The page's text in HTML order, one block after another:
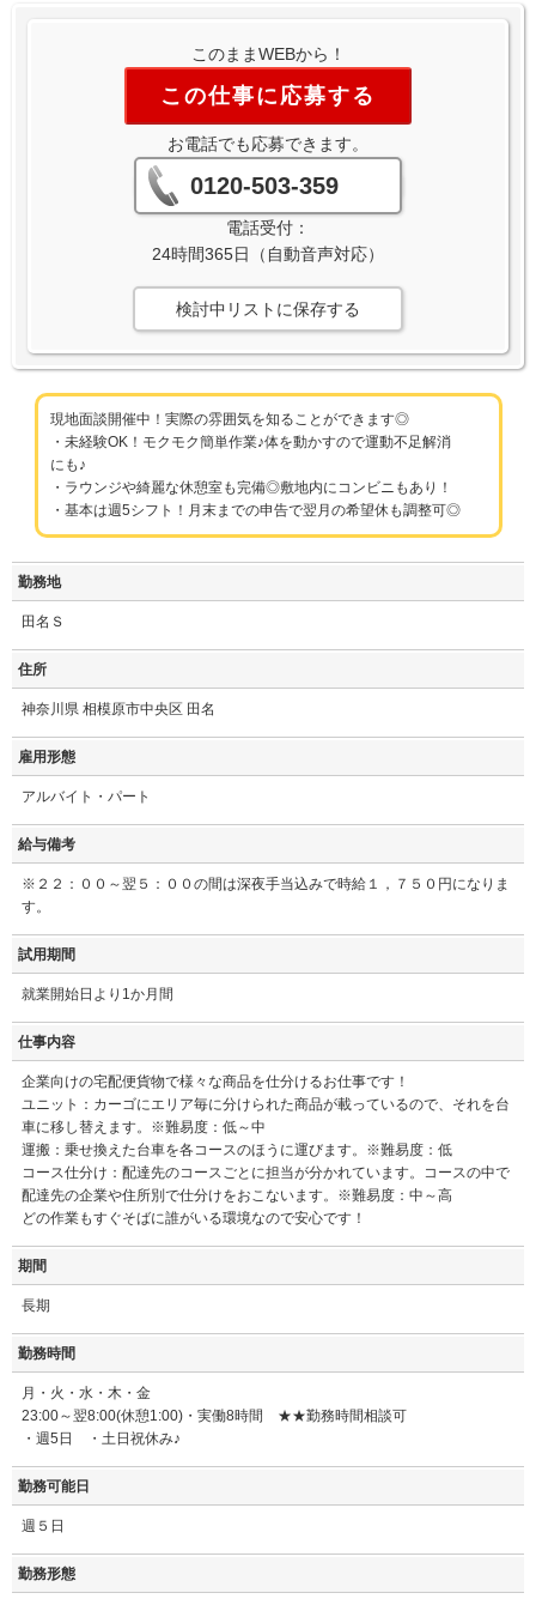
このままWEBから！
この仕事に応募する
お電話でも応募できます。
0120-503-359
電話受付：
24時間365日（自動音声対応）
検討中リストに保存する
現地面談開催中！実際の雰囲気を知ることができます◎
・未経験OK！モクモク簡単作業♪体を動かすので運動不足解消
にも♪
・ラウンジや綺麗な休憩室も完備◎敷地内にコンビニもあり！
・基本は週5シフト！月末までの申告で翌月の希望休も調整可◎
勤務地
田名Ｓ
住所
神奈川県 相模原市中央区 田名
雇用形態
アルバイト・パート
給与備考
※２２：００～翌５：００の間は深夜手当込みで時給１，７５０円になりま
す。
試用期間
就業開始日より1か月間
仕事内容
企業向けの宅配便貨物で様々な商品を仕分けるお仕事です！
ユニット：カーゴにエリア毎に分けられた商品が載っているので、それを台
車に移し替えます。※難易度：低～中
運搬：乗せ換えた台車を各コースのほうに運びます。※難易度：低
コース仕分け：配達先のコースごとに担当が分かれています。コースの中で
配達先の企業や住所別で仕分けをおこないます。※難易度：中～高
どの作業もすぐそばに誰がいる環境なので安心です！
期間
長期
勤務時間
月・火・水・木・金
23:00～翌8:00(休憩1:00)・実働8時間 ★★勤務時間相談可
・週5日 ・土日祝休み♪
勤務可能日
週５日
勤務形態